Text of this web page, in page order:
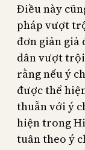
Điều này
pháp vượt
đơn giản giả
dân vượt
rằng nếu ý
được thể
thuẫn với ý
hiện trong
tuân theo ý